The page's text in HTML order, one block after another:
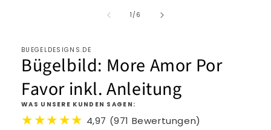
1/von
6
BUEGELDESIGNS.DE
Bügelbild: More Amor Por
Favor inkl. Anleitung
WAS UNSERE KUNDEN SAGEN:
★★★★★ 4,97 (971 Bewertungen)